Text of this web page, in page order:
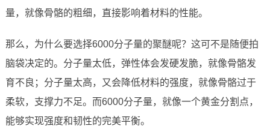
量，就像骨骼的粗细，直接影响着材料的性能。
那么，为什么要选择6000分子量的聚醚呢？这可不是随便拍
脑袋决定的。分子量太低，弹性体会发硬发脆，就像骨骼发
育不良；分子量太高，又会降低材料的强度，就像骨骼过于
柔软，支撑力不足。而6000分子量，就像一个黄金分割点，
能够实现强度和韧性的完美平衡。